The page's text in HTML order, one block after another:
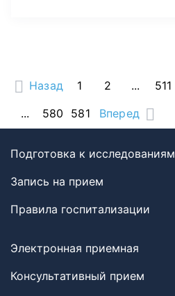
Назад 1 2 ... 511
...
580 581 Вперед
Подготовка к исследованиям
Запись на прием
Правила госпитализации
Электронная приемная
Консультативный прием